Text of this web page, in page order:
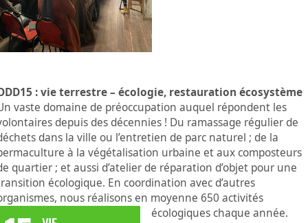
: vie terrestre – écologie, restauration écosystème
vaste domaine de préoccupation auquel répondent les
depuis des décennies ! Du ramassage régulier de
dans la ville ou l’entretien de parc naturel ; de la
à la végétalisation urbaine et aux composteurs
quartier ; et aussi d’atelier de réparation d’objet pour une
écologique. En coordination avec d’autres
nous réalisons en moyenne 650 activités
écologiques chaque année.